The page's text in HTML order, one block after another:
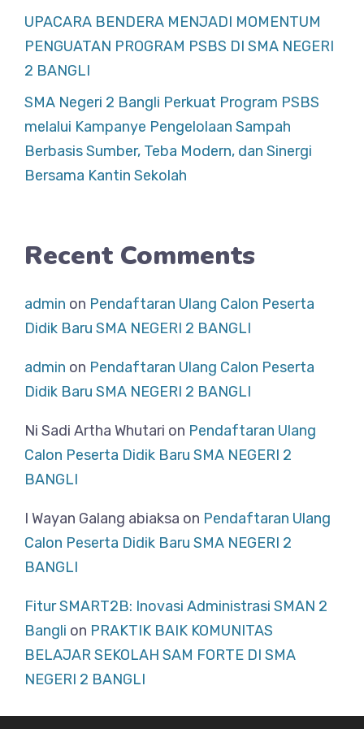
UPACARA BENDERA MENJADI MOMENTUM
PENGUATAN PROGRAM PSBS DI SMA NEGERI
2 BANGLI
SMA Negeri 2 Bangli Perkuat Program PSBS
melalui Kampanye Pengelolaan Sampah
Berbasis Sumber, Teba Modern, dan Sinergi
Bersama Kantin Sekolah
Recent Comments
admin on Pendaftaran Ulang Calon Peserta
Didik Baru SMA NEGERI 2 BANGLI
admin on Pendaftaran Ulang Calon Peserta
Didik Baru SMA NEGERI 2 BANGLI
Ni Sadi Artha Whutari on Pendaftaran Ulang
Calon Peserta Didik Baru SMA NEGERI 2
BANGLI
I Wayan Galang abiaksa on Pendaftaran Ulang
Calon Peserta Didik Baru SMA NEGERI 2
BANGLI
Fitur SMART2B: Inovasi Administrasi SMAN 2
Bangli on PRAKTIK BAIK KOMUNITAS
BELAJAR SEKOLAH SAM FORTE DI SMA
NEGERI 2 BANGLI